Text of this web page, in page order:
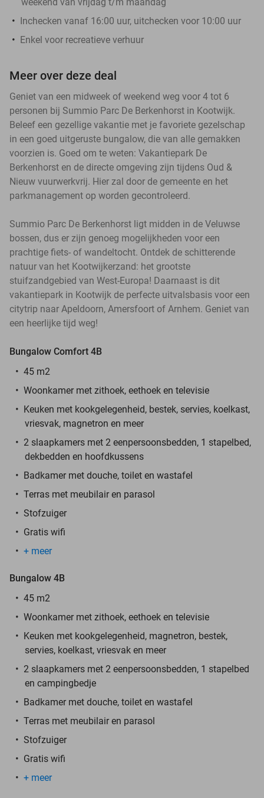
Inchecken vanaf 16:00 uur, uitchecken voor 10:00 uur
Enkel voor recreatieve verhuur
Meer over deze deal
Geniet van een midweek of weekend weg voor 4 tot 6
personen bij Summio Parc De Berkenhorst in Kootwijk.
Beleef een gezellige vakantie met je favoriete gezelschap
in een goed uitgeruste bungalow, die van alle gemakken
voorzien is. Goed om te weten: Vakantiepark De
Berkenhorst en de directe omgeving zijn tijdens Oud &
Nieuw vuurwerkvrij. Hier zal door de gemeente en het
parkmanagement op worden gecontroleerd.
Summio Parc De Berkenhorst ligt midden in de Veluwse
bossen, dus er zijn genoeg mogelijkheden voor een
prachtige fiets- of wandeltocht. Ontdek de schitterende
natuur van het Kootwijkerzand: het grootste
stuifzandgebied van West-Europa! Daarnaast is dit
vakantiepark in Kootwijk de perfecte uitvalsbasis voor een
citytrip naar Apeldoorn, Amersfoort of Arnhem. Geniet van
een heerlijke tijd weg!
Bungalow Comfort 4B
45 m2
Woonkamer met zithoek, eethoek en televisie
Keuken met kookgelegenheid, bestek, servies, koelkast,
vriesvak, magnetron en meer
2 slaapkamers met 2 eenpersoonsbedden, 1 stapelbed,
dekbedden en hoofdkussens
Badkamer met douche, toilet en wastafel
Terras met meubilair en parasol
Stofzuiger
Gratis wifi
+ meer
Bungalow 4B
45 m2
Woonkamer met zithoek, eethoek en televisie
Keuken met kookgelegenheid, magnetron, bestek,
servies, koelkast, vriesvak en meer
2 slaapkamers met 2 eenpersoonsbedden, 1 stapelbed
en campingbedje
Badkamer met douche, toilet en wastafel
Terras met meubilair en parasol
Stofzuiger
Gratis wifi
+ meer